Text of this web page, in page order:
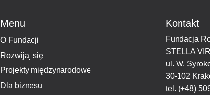
Menu
O Fundacji
Rozwijaj się
Projekty międzynarodowe
Dla biznesu
Kontakt
Fundacja
STELLA
ul. W.
30-102
tel. (+48)